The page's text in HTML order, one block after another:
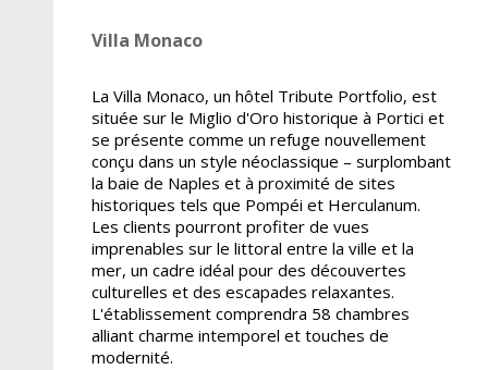
Villa Monaco
La Villa Monaco, un hôtel Tribute Portfolio, est
située sur le Miglio d'Oro historique à Portici et
se présente comme un refuge nouvellement
conçu dans un style néoclassique – surplombant
la baie de Naples et à proximité de sites
historiques tels que Pompéi et Herculanum.
Les clients pourront profiter de vues
imprenables sur le littoral entre la ville et la
mer, un cadre idéal pour des découvertes
culturelles et des escapades relaxantes.
L'établissement comprendra 58 chambres
alliant charme intemporel et touches de
modernité.